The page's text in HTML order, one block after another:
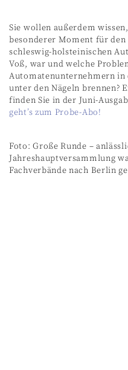
Sie wollen außerdem
besonderer Moment für
schleswig-holsteinischen
Voß, war und welche
Automatenunternehmern in
unter den Nägeln brennen?
finden Sie in der Juni-
geht’s zum Probe-Abo!
Foto: Große Runde –
Jahreshauptversammlung
Fachverbände nach Berlin